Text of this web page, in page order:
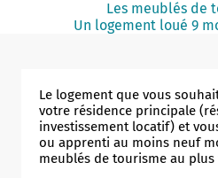
Les meublés de
Un logement loué 9
Le logement que vous
votre résidence principale
investissement locatif) et
ou apprenti au moins neuf
meublés de tourisme au